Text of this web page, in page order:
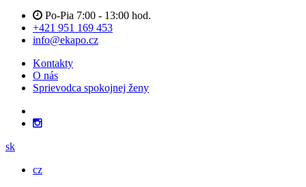
Po-Pia 7:00 - 13:00 hod.
+421 951 169 453
info@ekapo.cz
Kontakty
O nás
Sprievodca spokojnej ženy
sk
cz